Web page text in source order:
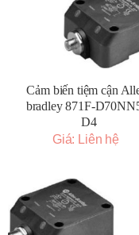
Cảm biến tiệm cận
bradley 871F-
D4
Giá: Liên hệ